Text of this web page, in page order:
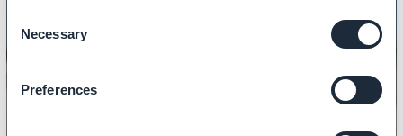
Selection
Necessary
Preferencesprincipales de votre app ?